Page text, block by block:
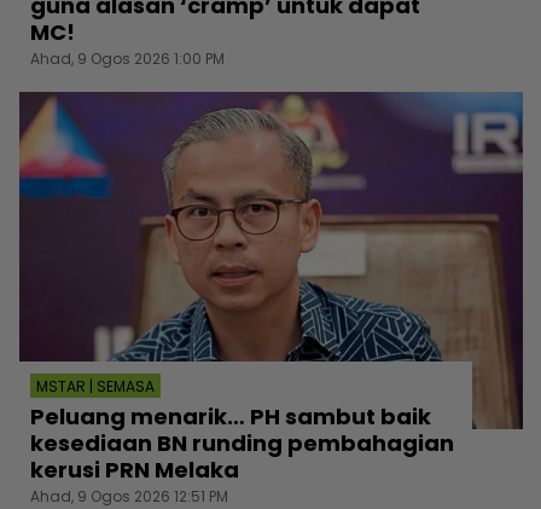
MC!
Ahad, 9 Ogos 2026 1:00 PM
MSTAR | SEMASA
Peluang menarik… PH sambut baik
kesediaan BN runding pembahagian
kerusi PRN Melaka
Ahad, 9 Ogos 2026 12:51 PM